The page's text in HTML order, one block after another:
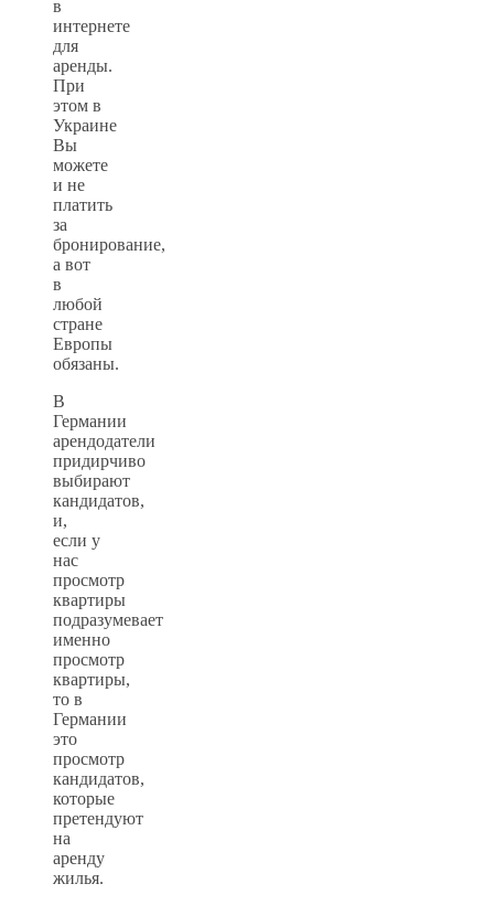
в
интернете
для
аренды.
При
этом в
Украине
Вы
можете
и не
платить
за
бронирование,
а вот
в
любой
стране
Европы
обязаны.
В
Германии
арендодатели
придирчиво
выбирают
кандидатов,
и,
если у
нас
просмотр
квартиры
подразумевает
именно
просмотр
квартиры,
то в
Германии
это
просмотр
кандидатов,
которые
претендуют
на
аренду
жилья.